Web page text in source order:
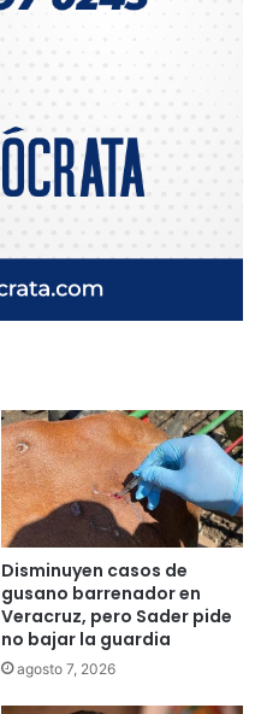
Disminuyen casos de
gusano barrenador en
Veracruz, pero Sader pide
no bajar la guardia
agosto 7, 2026